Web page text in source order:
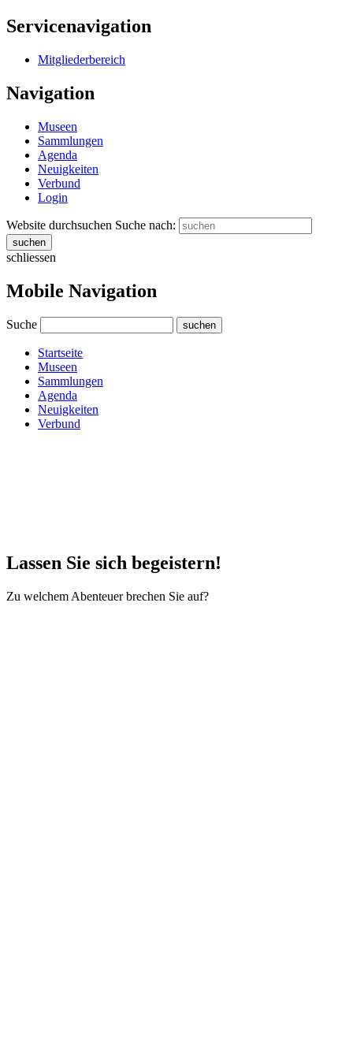
Servicenavigation
Mitgliederbereich
Navigation
Museen
Sammlungen
Agenda
Neuigkeiten
Verbund
Login
Website durchsuchen Suche nach:
suchen
schliessen
Mobile Navigation
Suche suchen
Startseite
Museen
Sammlungen
Agenda
Neuigkeiten
Verbund
Lassen Sie sich begeistern!
Zu welchem Abenteuer brechen Sie auf?